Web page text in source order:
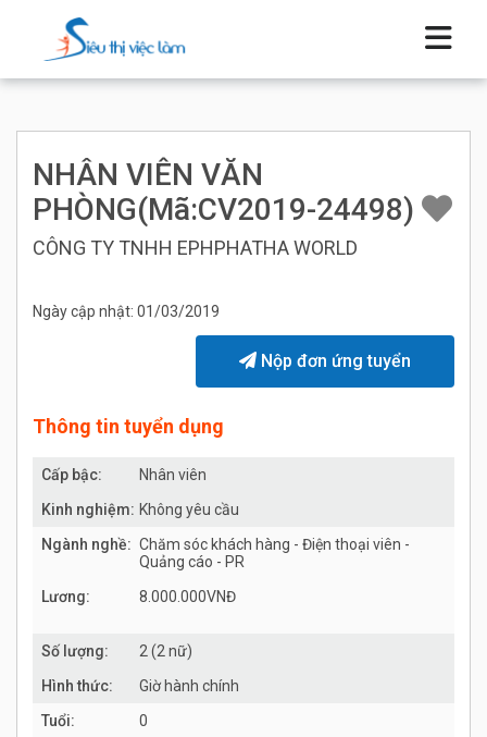
NHÂN VIÊN VĂN
PHÒNG(Mã:CV2019-24498)
CÔNG TY TNHH EPHPHATHA WORLD
Ngày cập nhật: 01/03/2019
Nộp đơn ứng tuyển
Thông tin tuyển dụng
Cấp bậc:
Nhân viên
Kinh nghiệm: Không yêu cầu
Ngành nghề: Chăm sóc khách hàng - Điện thoại viên -
Quảng cáo - PR
Lương:
8.000.000VNĐ
Số lượng:
2 (2 nữ)
Hình thức:
Giờ hành chính
Tuổi:
0